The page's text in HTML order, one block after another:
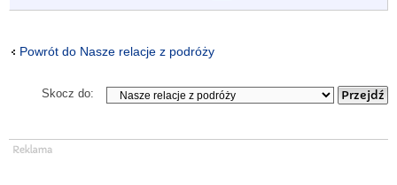
Powrót do Nasze relacje z podróży
Skocz do: